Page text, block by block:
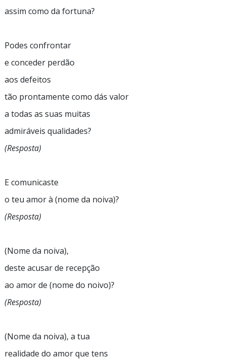
assim como da fortuna?
Podes confrontar
e conceder perdão
aos defeitos
tão prontamente como dás valor
a todas as suas muitas
admiráveis qualidades?
(Resposta)
E comunicaste
o teu amor à (nome da noiva)?
(Resposta)
(Nome da noiva),
deste acusar de recepção
ao amor de (nome do noivo)?
(Resposta)
(Nome da noiva), a tua
realidade do amor que tens